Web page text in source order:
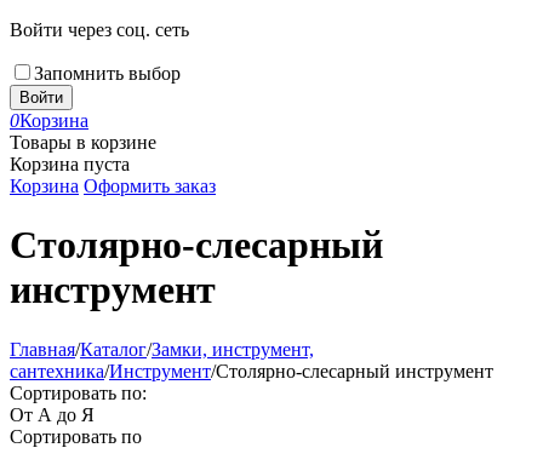
Войти через соц. сеть
Запомнить выбор
Войти
0Корзина
Товары в корзине
Корзина пуста
Корзина Оформить заказ
Столярно-слесарный
инструмент
Главная/Каталог/Замки, инструмент,
сантехника/Инструмент/Столярно-слесарный инструмент
Сортировать по:
От А до Я
Сортировать по